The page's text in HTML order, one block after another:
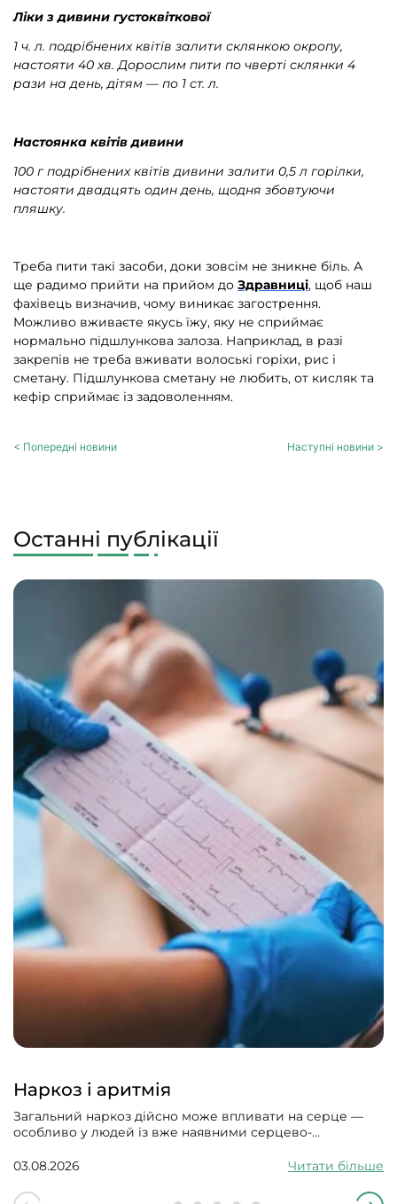
Ліки з дивини густоквіткової
1 ч. л. подрібнених квітів залити склянкою окропу,
настояти 40 хв. Дорослим пити по чверті склянки 4
рази на день, дітям — по 1 ст. л.
Настоянка квітів дивини
100 г подрібнених квітів дивини залити 0,5 л горілки,
настояти двадцять один день, щодня збовтуючи
пляшку.
Треба пити такі засоби, доки зовсім не зникне біль. А
ще радимо прийти на прийом до Здравниці, щоб наш
фахівець визначив, чому виникає загострення.
Можливо вживаєте якусь їжу, яку не сприймає
нормально підшлункова залоза. Наприклад, в разі
закрепів не треба вживати волоські горіхи, рис і
сметану. Підшлункова сметану не любить, от кисляк та
кефір сприймає із задоволенням.
< Попередні новини Наступні новини >
Останні публікації
Наркоз і аритмія
Загальний наркоз дійсно може впливати на серце —
особливо у людей із вже наявними серцево-
серцевого ритму, гіпотонію, зменшити силу скорочень
03.08.2026 Читати більше